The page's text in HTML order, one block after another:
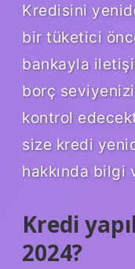
Kredisini
bir tüketici
bankayla
borç
kontrol
size kredi
hakkında bilgi
Kredi
2024?